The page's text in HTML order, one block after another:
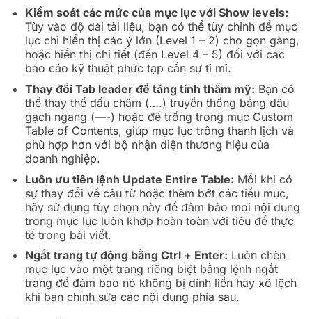
Kiểm soát các mức của mục lục với Show levels:
Tùy vào độ dài tài liệu, bạn có thể tùy chỉnh để mục
lục chỉ hiển thị các ý lớn (Level 1 – 2) cho gọn gàng,
hoặc hiển thị chi tiết (đến Level 4 – 5) đối với các
báo cáo kỹ thuật phức tạp cần sự tỉ mỉ.
Thay đổi Tab leader để tăng tính thẩm mỹ: Bạn có
thể thay thế dấu chấm (….) truyền thống bằng dấu
gạch ngang (—-) hoặc để trống trong mục Custom
Table of Contents, giúp mục lục trông thanh lịch và
phù hợp hơn với bộ nhận diện thương hiệu của
doanh nghiệp.
Luôn ưu tiên lệnh Update Entire Table: Mỗi khi có
sự thay đổi về câu từ hoặc thêm bớt các tiểu mục,
hãy sử dụng tùy chọn này để đảm bảo mọi nội dung
trong mục lục luôn khớp hoàn toàn với tiêu đề thực
tế trong bài viết.
Ngắt trang tự động bằng Ctrl + Enter: Luôn chèn
mục lục vào một trang riêng biệt bằng lệnh ngắt
trang để đảm bảo nó không bị dính liền hay xô lệch
khi bạn chỉnh sửa các nội dung phía sau.